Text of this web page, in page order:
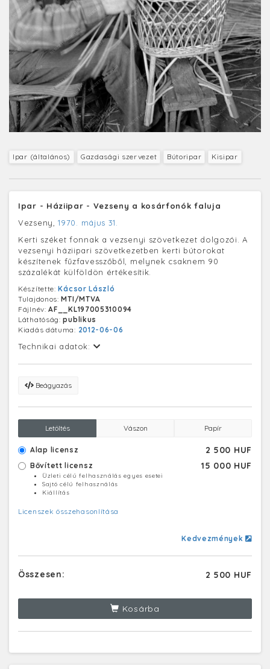
Ipar (általános) Gazdasági szervezet Bútoripar Kisipar
Ipar - Háziipar - Vezseny a kosárfonók faluja
Vezseny,1970. május 31.
Kerti széket fonnak a vezsenyi szövetkezet dolgozói. A
vezsenyi háziipari szövetkezetben kerti bútorokat
készítenek fűzfavesszőből, melynek csaknem 90
százalékát külföldön értékesítik.
Készítette:Kácsor László
Tulajdonos:MTI/MTVA
Fájlnév:AF__KL197005310094
Láthatóság:publikus
Kiadás dátuma: 2012-06-06
Technikai adatok:
Beágyazás
Letöltés Vászon Papír
Alap licensz 2 500 HUF
Bővített licensz 15 000 HUF
Üzleti célú felhasználás egyes esetei
Sajtó célú felhasználás
Kiállítás
Licenszek összehasonlítása
Kedvezmények
Összesen: 2 500 HUF
Kosárba